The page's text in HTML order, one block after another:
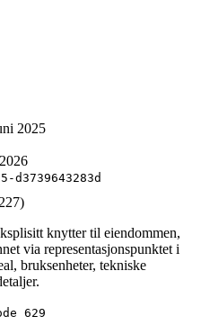
2025
d3739643283d
227)
knytter til eiendommen,
via representasjonspunktet i
bruksenheter, tekniske
629